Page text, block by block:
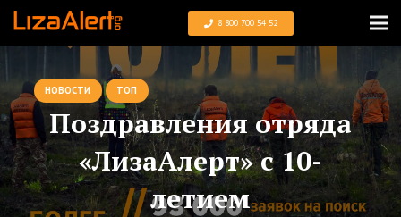
8 800 700 54 52
НОВОСТИ ТОП
Поздравления отряда
«ЛизаАлерт» с 10-
летием